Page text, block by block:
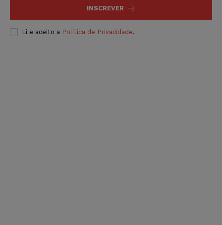
INSCREVER
Li e aceito a Política de Privacidade.